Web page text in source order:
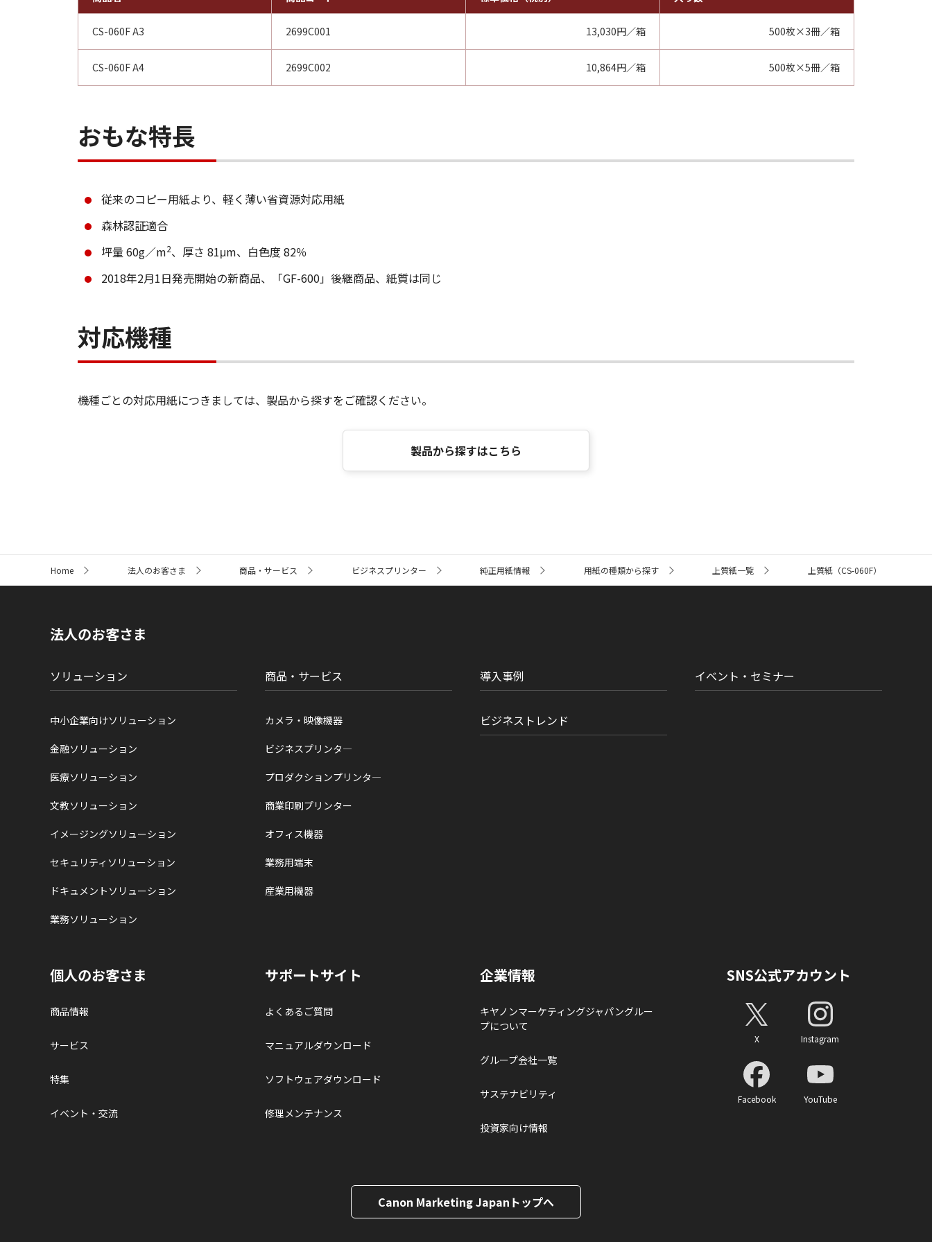
CS-060F A3 2699C001 13,030円／箱 500枚×3冊／箱
CS-060F A4 2699C002 10,864円／箱 500枚×5冊／箱
おもな特長
従来のコピー用紙より、軽く薄い省資源対応用紙
森林認証適合
坪量 60g／m2、厚さ 81μm、白色度 82％
2018年2月1日発売開始の新商品、「GF-600」後継商品、紙質は同じ
対応機種
機種ごとの対応用紙につきましては、製品から探すをご確認ください。
製品から探すはこちら
ト
Home 法人のお客さま 商品・サービス ビジネスプリンター 純正用紙情報 用紙の種類から探す 上質紙一覧 上質紙（CS-060F）
法人のお客さま
ソリューション
中小企業向けソリューション
金融ソリューション
医療ソリューション
文教ソリューション
イメージングソリューション
セキュリティソリューション
ドキュメントソリューション
業務ソリューション
商品・サービス
カメラ・映像機器
ビジネスプリンタ―
プロダクションプリンタ―
商業印刷プリンター
オフィス機器
業務用端末
産業用機器
導入事例
ビジネストレンド
イベント・セミナー
個人のお客さま
商品情報
サービス
特集
イベント・交流
サポートサイト
よくあるご質問
マニュアルダウンロード
ソフトウェアダウンロード
修理メンテナンス
企業情報
キヤノンマーケティングジャパングルー
プについて
グループ会社一覧
サステナビリティ
投資家向け情報
SNS公式アカウント
X Instagram
Facebook YouTube
Canon Marketing Japanトップへ